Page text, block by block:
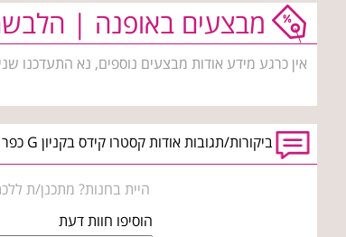
מבצעים באופנה |
אין כרגע מידע אודות מבצעים נוספים, נא התעדכנו
ביקורות/תגובות אודות קסטרו קידס בקניון G כפר סבא
היית בחנות? מתכנן/ת
הוסיפו חוות דעת